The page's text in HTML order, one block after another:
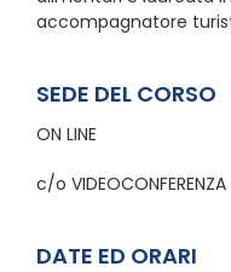
accompagnatore
SEDE DEL CORSO
ON LINE
c/o VIDEOCONFERENZA
DATE ED ORARI